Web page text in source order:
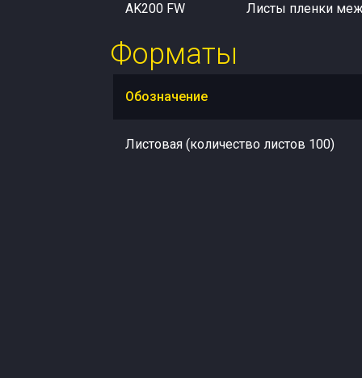
AK200 FW Листы пленки
Форматы
Обозначение
Листовая (количество листов 100)